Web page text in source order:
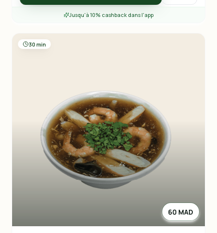
Jusqu'à 10% cashback dans l'app
30 min
60 MAD